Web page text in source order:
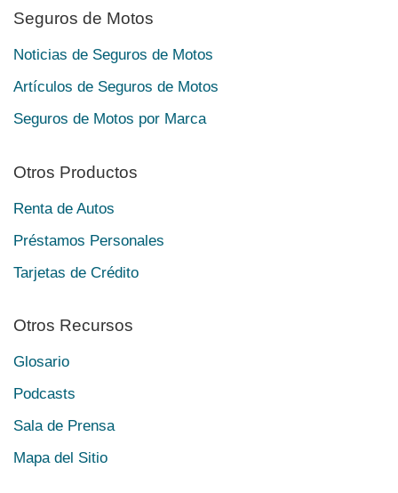
Seguros de Motos
Noticias de Seguros de Motos
Artículos de Seguros de Motos
Seguros de Motos por Marca
Otros Productos
Renta de Autos
Préstamos Personales
Tarjetas de Crédito
Otros Recursos
Glosario
Podcasts
Sala de Prensa
Mapa del Sitio